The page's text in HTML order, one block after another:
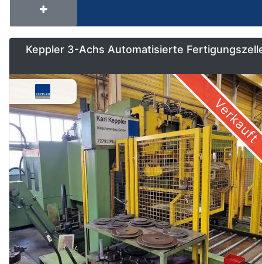
Keppler 3-Achs Automatisierte
Verkauft